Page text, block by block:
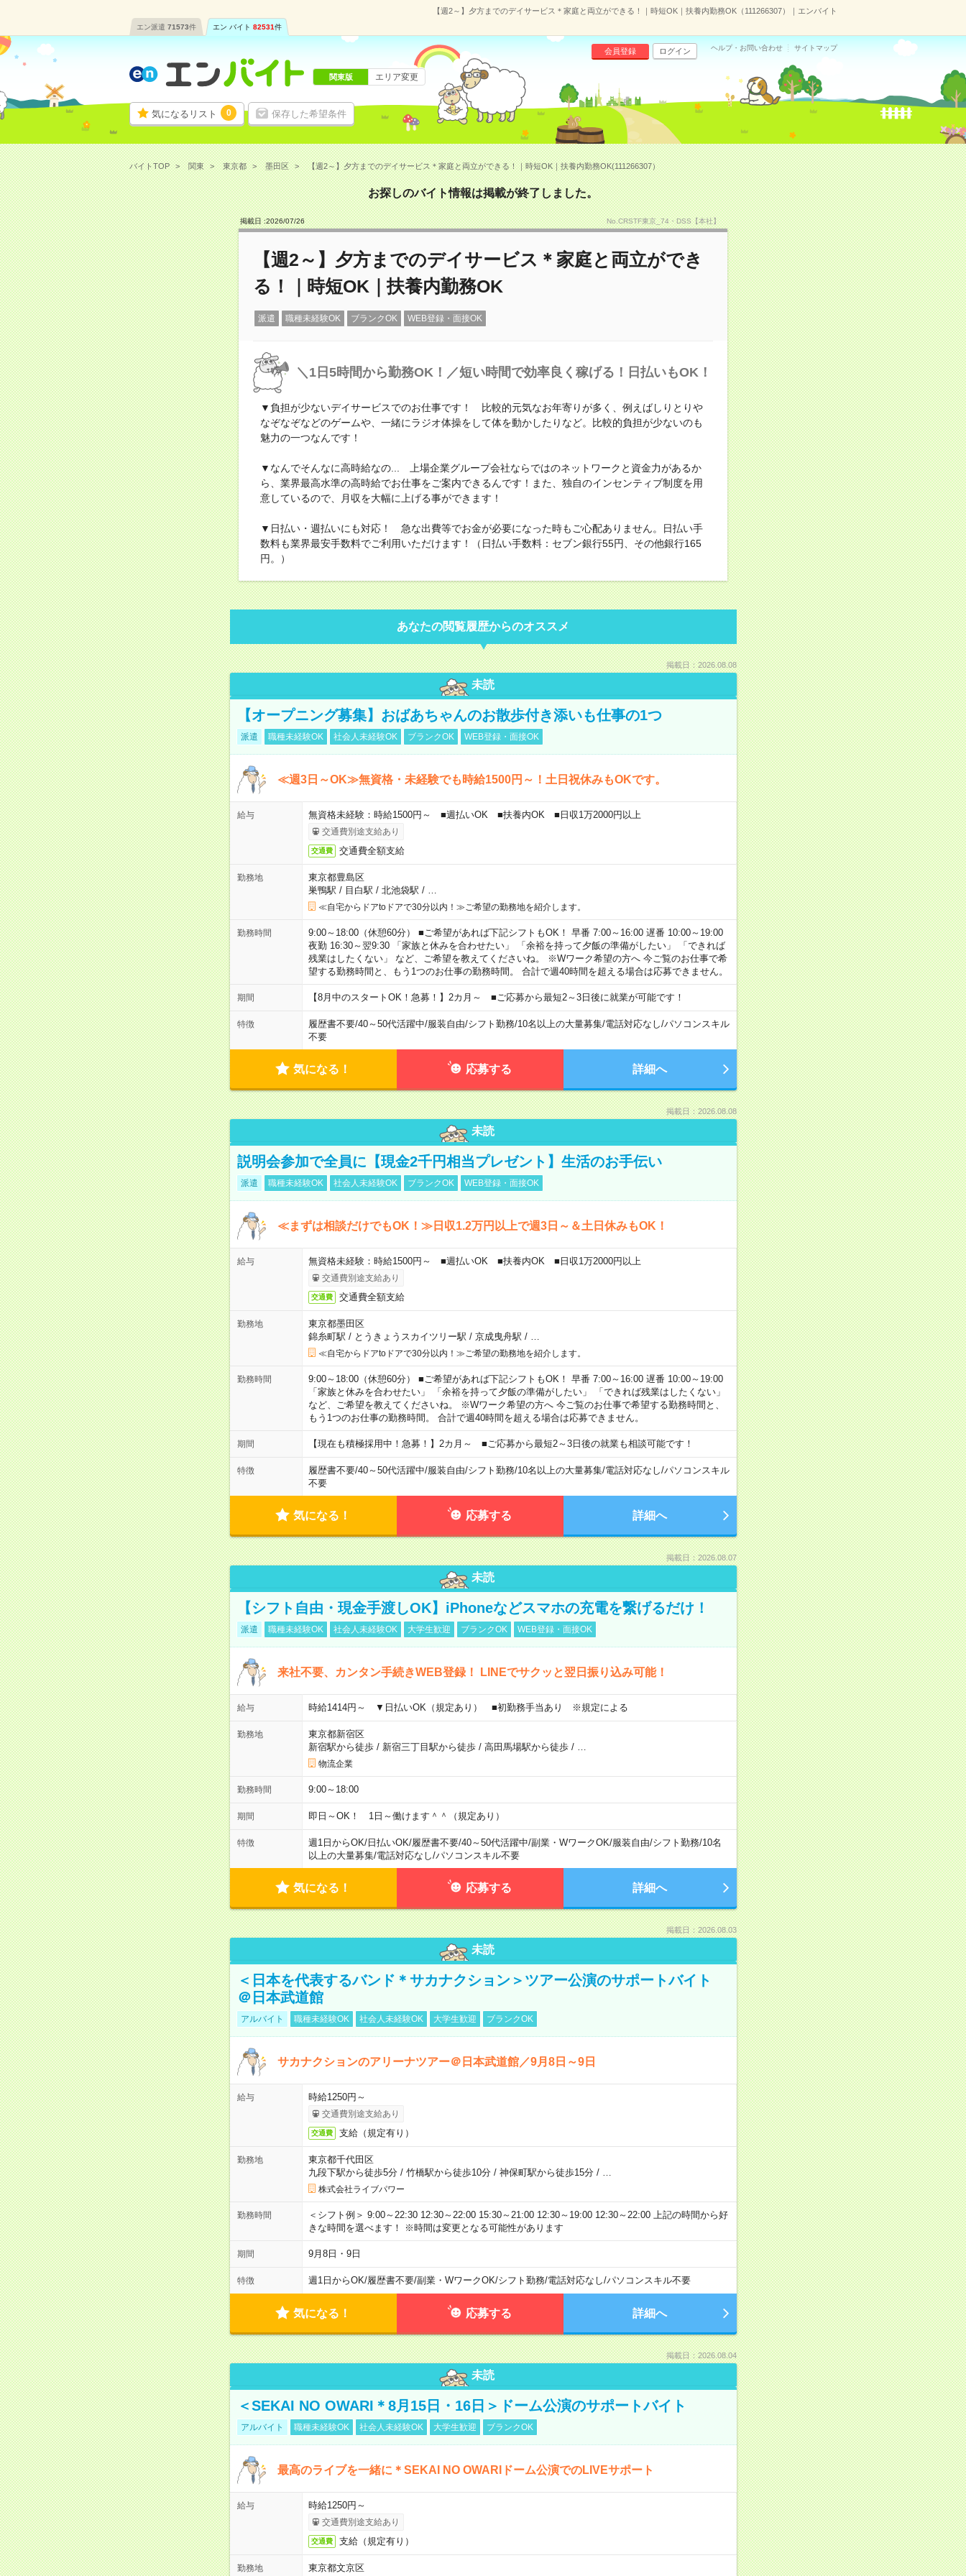
【週2～】夕方までのデイサービス＊家庭と両立ができる！｜時短OK｜扶養内勤務OK（111266307）｜エンバイト
エン派遣 71573件 エン バイト 82531件
気になるリスト 0 保存した希望条件
会員登録 ログイン ヘルプ・お問い合わせ サイトマップ
関東版 エリア変更
バイトTOP 関東 東京都 墨田区 【週2～】夕方までのデイサービス＊家庭と両立ができる！｜時短OK｜扶養内勤務OK(111266307）
お探しのバイト情報は掲載が終了しました。
掲載日 :2026/07/26 No.CRSTF東京_74・DSS【本社】
【週2～】夕方までのデイサービス＊家庭と両立ができ
る！｜時短OK｜扶養内勤務OK
派遣 職種未経験OK ブランクOK WEB登録・面接OK
＼1日5時間から勤務OK！／短い時間で効率良く稼げる！日払いもOK！
▼負担が少ないデイサービスでのお仕事です！ 比較的元気なお年寄りが多く、例えばしりとりや
なぞなぞなどのゲームや、一緒にラジオ体操をして体を動かしたりなど。比較的負担が少ないのも
魅力の一つなんです！
▼なんでそんなに高時給なの... 上場企業グループ会社ならではのネットワークと資金力があるか
ら、業界最高水準の高時給でお仕事をご案内できるんです！また、独自のインセンティブ制度を用
意しているので、月収を大幅に上げる事ができます！
▼日払い・週払いにも対応！ 急な出費等でお金が必要になった時もご心配ありません。日払い手
数料も業界最安手数料でご利用いただけます！（日払い手数料：セブン銀行55円、その他銀行165
円。）
あなたの閲覧履歴からのオススメ
掲載日：2026.08.08
未読
【オープニング募集】おばあちゃんのお散歩付き添いも仕事の1つ
派遣 職種未経験OK 社会人未経験OK ブランクOK WEB登録・面接OK
≪週3日～OK≫無資格・未経験でも時給1500円～！土日祝休みもOKです。
給与 無資格未経験：時給1500円～ ■週払いOK ■扶養内OK ■日収1万2000円以上
交通費別途支給あり
交通費 交通費全額支給
勤務地
東京都豊島区
巣鴨駅 / 目白駅 / 北池袋駅 /
≪自宅からドアtoドアで30分以内！≫ご希望の勤務地を紹介します。
勤務時間
9:00～18:00（休憩60分） ■ご希望があれば下記シフトもOK！ 早番 7:00～16:00 遅番 10:00～19:00
夜勤 16:30～翌9:30 「家族と休みを合わせたい」 「余裕を持って夕飯の準備がしたい」 「できれば
残業はしたくない」 など、ご希望を教えてくださいね。 ※Wワーク希望の方へ 今ご覧のお仕事で希
望する勤務時間と、もう1つのお仕事の勤務時間。 合計で週40時間を超える場合は応募できません。
期間 【8月中のスタートOK！急募！】2カ月～ ■ご応募から最短2～3日後に就業が可能です！
特徴 履歴書不要/40～50代活躍中/服装自由/シフト勤務/10名以上の大量募集/電話対応なし/パソコンスキル
不要
気になる！ 応募する 詳細へ
掲載日：2026.08.08
未読
説明会参加で全員に【現金2千円相当プレゼント】生活のお手伝い
派遣 職種未経験OK 社会人未経験OK ブランクOK WEB登録・面接OK
≪まずは相談だけでもOK！≫日収1.2万円以上で週3日～＆土日休みもOK！
給与 無資格未経験：時給1500円～ ■週払いOK ■扶養内OK ■日収1万2000円以上
交通費別途支給あり
交通費 交通費全額支給
勤務地
東京都墨田区
錦糸町駅 / とうきょうスカイツリー駅 / 京成曳舟駅 /
≪自宅からドアtoドアで30分以内！≫ご希望の勤務地を紹介します。
勤務時間
9:00～18:00（休憩60分） ■ご希望があれば下記シフトもOK！ 早番 7:00～16:00 遅番 10:00～19:00
「家族と休みを合わせたい」 「余裕を持って夕飯の準備がしたい」 「できれば残業はしたくない」
など、ご希望を教えてくださいね。 ※Wワーク希望の方へ 今ご覧のお仕事で希望する勤務時間と、
もう1つのお仕事の勤務時間。 合計で週40時間を超える場合は応募できません。
期間 【現在も積極採用中！急募！】2カ月～ ■ご応募から最短2～3日後の就業も相談可能です！
特徴 履歴書不要/40～50代活躍中/服装自由/シフト勤務/10名以上の大量募集/電話対応なし/パソコンスキル
不要
気になる！ 応募する 詳細へ
掲載日：2026.08.07
未読
【シフト自由・現金手渡しOK】iPhoneなどスマホの充電を繋げるだけ！
派遣 職種未経験OK 社会人未経験OK 大学生歓迎 ブランクOK WEB登録・面接OK
来社不要、カンタン手続きWEB登録！ LINEでサクッと翌日振り込み可能！
給与 時給1414円～ ▼日払いOK（規定あり） ■初勤務手当あり ※規定による
勤務地
東京都新宿区
新宿駅から徒歩/ 新宿三丁目駅から徒歩/ 高田馬場駅から徒歩/
物流企業
勤務時間 9:00～18:00
期間 即日～OK！ 1日～働けます＾＾（規定あり）
特徴 週1日からOK/日払いOK/履歴書不要/40～50代活躍中/副業・WワークOK/服装自由/シフト勤務/10名
以上の大量募集/電話対応なし/パソコンスキル不要
気になる！ 応募する 詳細へ
掲載日：2026.08.03
未読
＜日本を代表するバンド＊サカナクション＞ツアー公演のサポートバイト
＠日本武道館
アルバイト 職種未経験OK 社会人未経験OK 大学生歓迎 ブランクOK
サカナクションのアリーナツアー＠日本武道館／9月8日～9日
給与 時給1250円～
交通費別途支給あり
交通費 支給（規定有り）
勤務地
東京都千代田区
九段下駅から徒歩5分/ 竹橋駅から徒歩10分/ 神保町駅から徒歩15分/
株式会社ライブパワー
勤務時間
＜シフト例＞ 9:00～22:30 12:30～22:00 15:30～21:00 12:30～19:00 12:30～22:00 上記の時間から好
きな時間を選べます！ ※時間は変更となる可能性があります
期間 9月8日・9日
特徴 週1日からOK/履歴書不要/副業・WワークOK/シフト勤務/電話対応なし/パソコンスキル不要
気になる！ 応募する 詳細へ
掲載日：2026.08.04
未読
＜SEKAI NO OWARI＊8月15日・16日＞ドーム公演のサポートバイト
アルバイト 職種未経験OK 社会人未経験OK 大学生歓迎 ブランクOK
最高のライブを一緒に＊SEKAI NO OWARIドーム公演でのLIVEサポート
給与 時給1250円～
交通費別途支給あり
交通費 支給（規定有り）
勤務地
東京都文京区